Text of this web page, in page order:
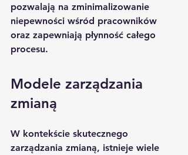
pozwalają na zminimalizowanie
niepewności wśród pracowników
oraz zapewniają płynność całego
procesu.
Modele zarządzania
zmianą
W kontekście skutecznego
zarządzania zmianą, istnieje wiele